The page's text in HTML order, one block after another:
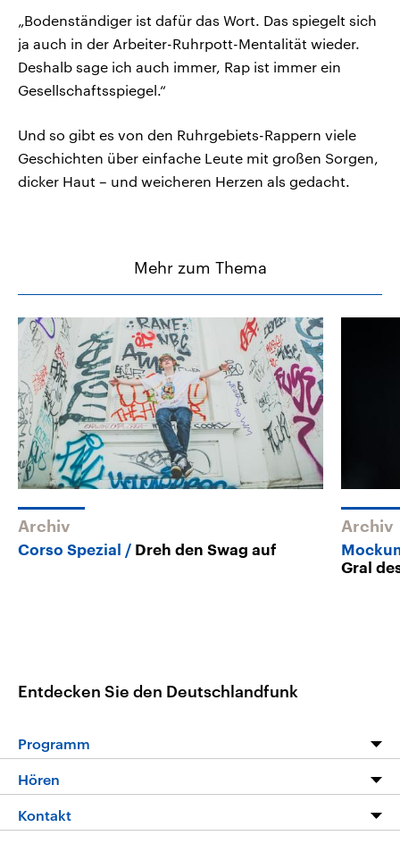
„Bodenständiger ist dafür das Wort. Das spiegelt sich
ja auch in der Arbeiter-Ruhrpott-Mentalität wieder.
Deshalb sage ich auch immer, Rap ist immer ein
Gesellschaftsspiegel.“
Und so gibt es von den Ruhrgebiets-Rappern viele
Geschichten über einfache Leute mit großen Sorgen,
dicker Haut – und weicheren Herzen als gedacht.
Mehr zum Thema
Archiv
Corso Spezial Dreh den Swag auf
Archiv
Gral
Entdecken Sie den Deutschlandfunk
Programm
Die Nachrichten
Hören
Livestream
Kontakt